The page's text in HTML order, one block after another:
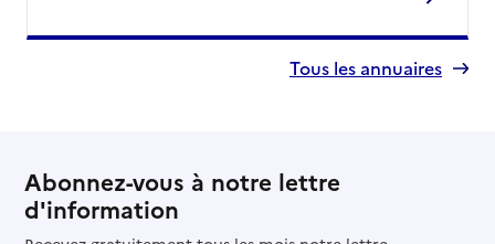
Tous les annuaires
Abonnez-vous à notre lettre
d'information